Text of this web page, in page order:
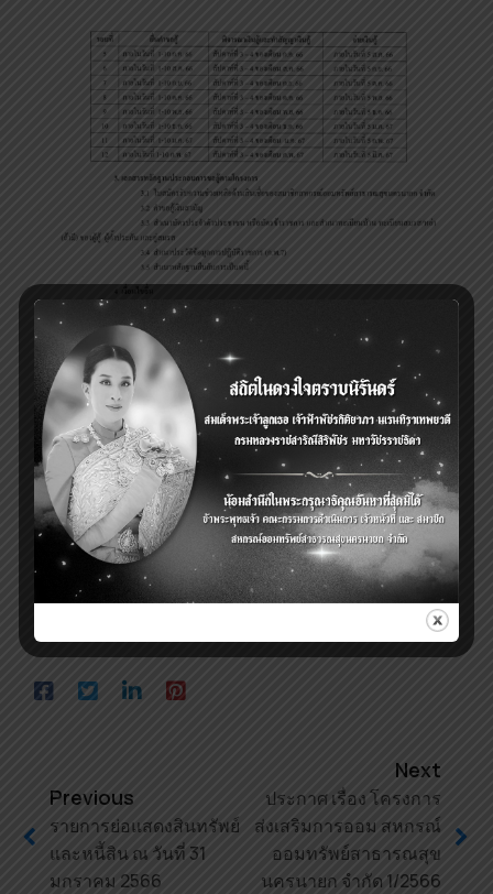
Previous
รายการย่อแสดงสินทรัพย์
และหนี้สิน ณ วันที่ 31
มกราคม 2566
Next
ประกาศ เรื่อง โครงการ
ส่งเสริมการออม สหกรณ์
ออมทรัพย์สาธารณสุข
นครนายก จำกัด 1/2566